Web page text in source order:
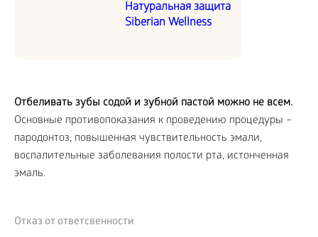
Натуральная защита
Siberian Wellness
Отбеливать зубы содой и зубной пастой можно не всем.
Основные противопоказания к проведению процедуры –
пародонтоз, повышенная чувствительность эмали,
воспалительные заболевания полости рта, истонченная
эмаль.
Отказ от ответсвенности